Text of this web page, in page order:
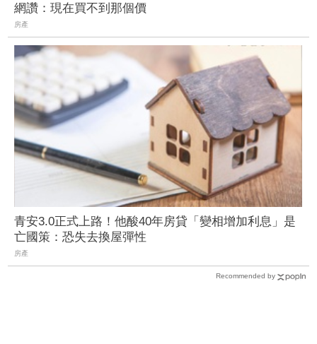
網讚：現在買不到那個價
房產
青安3.0正式上路！他酸40年房貸「變相增加利息」是
亡國策：恐失去換屋彈性
房產
Recommended by